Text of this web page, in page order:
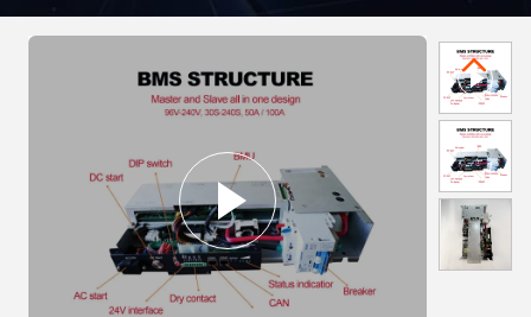
الليثيوم حل حزمة الماجستير والعبيد كل شيء في واحد